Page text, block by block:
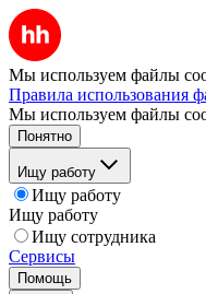
Мы используем файлы
Правила использования
Мы используем файлы
Понятно
Ищу работу
Ищу работу
Ищу работу
Ищу сотрудника
Сервисы
Помощь